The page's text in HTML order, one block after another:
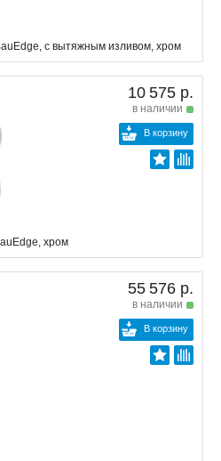
с вытяжным изливом, хром
10 575 р.
в наличии
В корзину
хром
55 576 р.
в наличии
В корзину